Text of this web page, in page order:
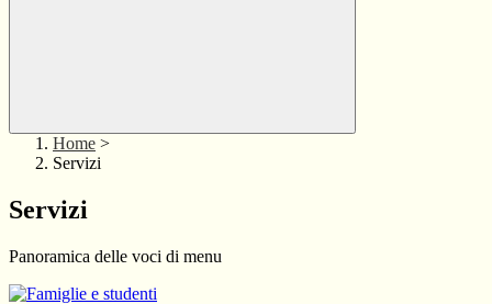
Home >
Servizi
Servizi
Panoramica delle voci di menu